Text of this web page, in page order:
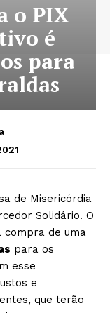
o PIX
é
para
de Misericórdia
Solidário. O
de uma
para os
esse
e
que terão